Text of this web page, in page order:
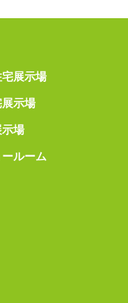
展示場
展示場
場
ルーム